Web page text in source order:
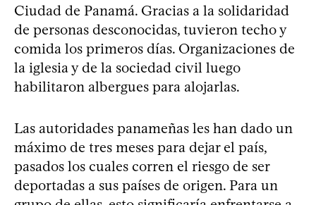
Ciudad de Panamá. Gracias a la solidaridad
de personas desconocidas, tuvieron techo y
comida los primeros días. Organizaciones de
la iglesia y de la sociedad civil luego
habilitaron albergues para alojarlas.
Las autoridades panameñas les han dado un
máximo de tres meses para dejar el país,
pasados los cuales corren el riesgo de ser
deportadas a sus países de origen. Para un